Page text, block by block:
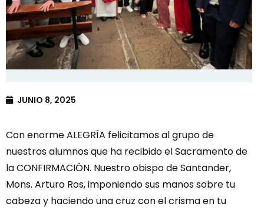
JUNIO 8, 2025
Con enorme ALEGRÍA felicitamos al grupo de
nuestros alumnos que ha recibido el Sacramento de
la CONFIRMACIÓN. Nuestro obispo de Santander,
Mons. Arturo Ros, imponiendo sus manos sobre tu
cabeza y haciendo una cruz con el crisma en tu